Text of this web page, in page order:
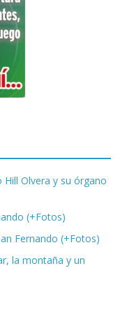
Hill Olvera y su órgano
(+Fotos)
Fernando (+Fotos)
la montaña y un